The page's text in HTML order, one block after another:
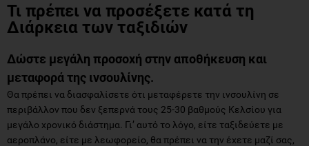
Τι πρέπει να προσέξετε κατά τη
Διάρκεια των ταξιδιών
Δώστε μεγάλη προσοχή στην αποθήκευση και
μεταφορά της ινσουλίνης.
Θα πρέπει να διασφαλίσετε ότι μεταφέρετε την ινσουλίνη σε
περιβάλλον που δεν ξεπερνά τους 25-30 βαθμούς Κελσίου για
μεγάλο χρονικό διάστημα. Γι’ αυτό το λόγο, είτε ταξιδεύετε με
αεροπλάνο, είτε με λεωφορείο, θα πρέπει να την έχετε μαζί σας,